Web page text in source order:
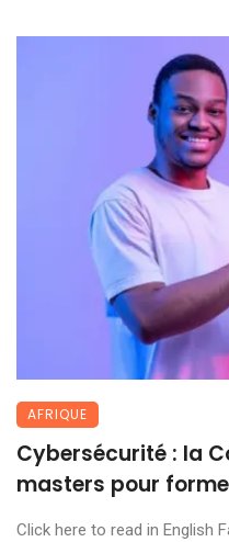
AFRIQUE
Cybersécurité : la
masters pour
Click here to read in English